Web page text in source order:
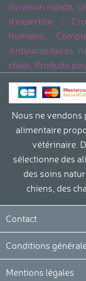
livraison rapide,
d'expertise ;
humides,
Antiparasitaires
chats, Produits
Nous ne vendons
alimentaire
vétérinaire.
sélectionne des
des soins
chiens, des
Contact
Conditions
Mentions légales